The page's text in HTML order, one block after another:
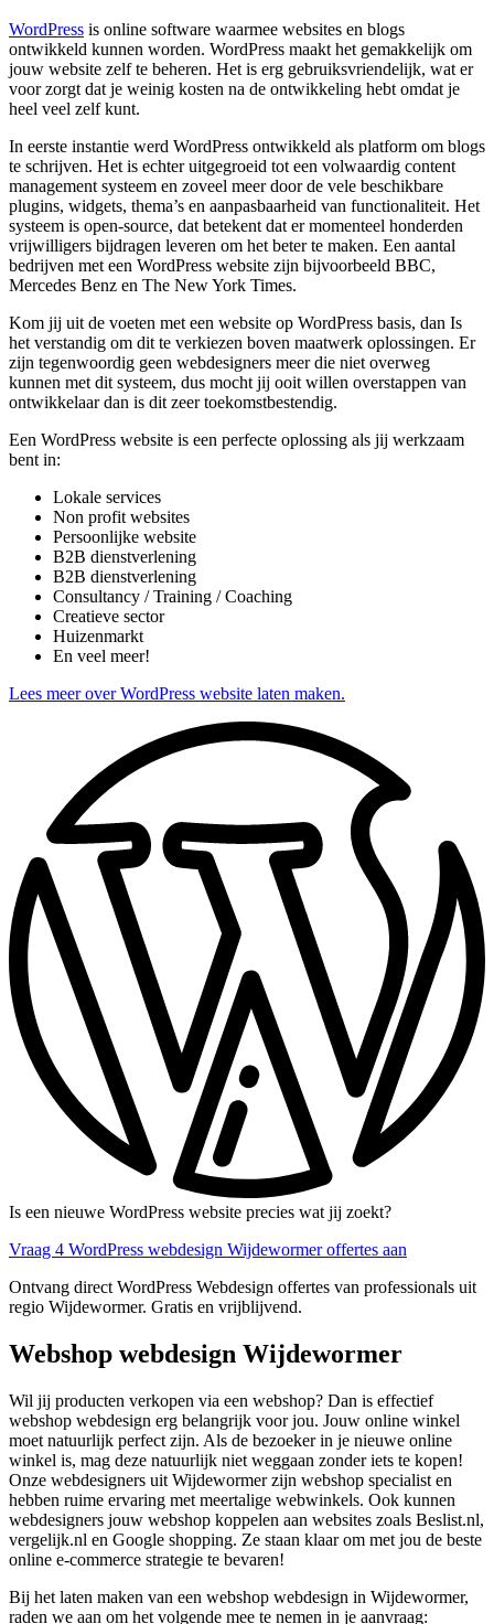
WordPress is online software waarmee websites en blogs
ontwikkeld kunnen worden. WordPress maakt het gemakkelijk om
jouw website zelf te beheren. Het is erg gebruiksvriendelijk, wat er
voor zorgt dat je weinig kosten na de ontwikkeling hebt omdat je
heel veel zelf kunt.
In eerste instantie werd WordPress ontwikkeld als platform om blogs
te schrijven. Het is echter uitgegroeid tot een volwaardig content
management systeem en zoveel meer door de vele beschikbare
plugins, widgets, thema’s en aanpasbaarheid van functionaliteit. Het
systeem is open-source, dat betekent dat er momenteel honderden
vrijwilligers bijdragen leveren om het beter te maken. Een aantal
bedrijven met een WordPress website zijn bijvoorbeeld BBC,
Mercedes Benz en The New York Times.
Kom jij uit de voeten met een website op WordPress basis, dan Is
het verstandig om dit te verkiezen boven maatwerk oplossingen. Er
zijn tegenwoordig geen webdesigners meer die niet overweg
kunnen met dit systeem, dus mocht jij ooit willen overstappen van
ontwikkelaar dan is dit zeer toekomstbestendig.
Een WordPress website is een perfecte oplossing als jij werkzaam
bent in:
Lokale services
Non profit websites
Persoonlijke website
B2B dienstverlening
B2B dienstverlening
Consultancy / Training / Coaching
Creatieve sector
Huizenmarkt
En veel meer!
Lees meer over WordPress website laten maken.
Is een nieuwe WordPress website precies wat jij zoekt?
Vraag 4 WordPress webdesign Wijdewormer offertes aan
Ontvang direct WordPress Webdesign offertes van professionals uit
regio Wijdewormer. Gratis en vrijblijvend.
Webshop webdesign Wijdewormer
Wil jij producten verkopen via een webshop? Dan is effectief
webshop webdesign erg belangrijk voor jou. Jouw online winkel
moet natuurlijk perfect zijn. Als de bezoeker in je nieuwe online
winkel is, mag deze natuurlijk niet weggaan zonder iets te kopen!
Onze webdesigners uit Wijdewormer zijn webshop specialist en
hebben ruime ervaring met meertalige webwinkels. Ook kunnen
webdesigners jouw webshop koppelen aan websites zoals Beslist.nl,
vergelijk.nl en Google shopping. Ze staan klaar om met jou de beste
online e-commerce strategie te bevaren!
Bij het laten maken van een webshop webdesign in Wijdewormer,
raden we aan om het volgende mee te nemen in je aanvraag: